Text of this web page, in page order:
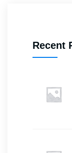
Recent